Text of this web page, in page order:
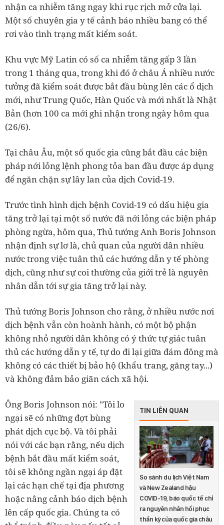
nhận ca nhiễm tăng ngay khi rục rịch mở cửa lại.
Một số chuyên gia y tế cảnh báo nhiều bang có thể
rơi vào tình trạng mất kiểm soát.
Khu vực Mỹ Latin có số ca nhiễm tăng gấp 3 lần
trong 1 tháng qua, trong khi đó ở châu Á nhiều nước
tưởng đã kiểm soát được bắt đầu bùng lên các ổ dịch
mới, như Trung Quốc, Hàn Quốc và mới nhất là Nhật
Bản (hơn 100 ca mới ghi nhận trong ngày hôm qua
(26/6).
Tại châu Âu, một số quốc gia cũng bắt đầu các biện
pháp nới lỏng lệnh phong tỏa ban đầu được áp dụng
để ngăn chặn sự lây lan của dịch Covid-19.
Trước tình hình dịch bệnh Covid-19 có dấu hiệu gia
tăng trở lại tại một số nước đã nới lỏng các biện pháp
phòng ngừa, hôm qua, Thủ tướng Anh Boris Johnson
nhận định sự lơ là, chủ quan của người dân nhiều
nước trong việc tuân thủ các hướng dẫn y tế phòng
dịch, cũng như sự coi thường của giới trẻ là nguyên
nhân dẫn tới sự gia tăng trở lại này.
Thủ tướng Boris Johnson cho rằng, ở nhiều nước nơi
dịch bệnh vẫn còn hoành hành, có một bộ phận
không nhỏ người dân không có ý thức tự giác tuân
thủ các hướng dẫn y tế, tự do đi lại giữa đám đông mà
không có các thiết bị bảo hộ (khẩu trang, găng tay...)
và không đảm bảo giãn cách xã hội.
TIN LIÊN QUAN
So sánh du lịch Việt Nam
và New Zealand hậu
COVID-19, báo quốc tế chỉ
ra nguyên nhân hồi phục
thần kỳ của quốc gia châu
Ông Boris Johnson nói: "Tôi lo
ngại sẽ có những đợt bùng
phát dịch cục bộ. Và tôi phải
nói với các bạn rằng, nếu dịch
bệnh bắt đầu mất kiểm soát,
tôi sẽ không ngần ngại áp đặt
lại các hạn chế tại địa phương
hoặc nâng cảnh báo dịch bệnh
lên cấp quốc gia. Chúng ta có